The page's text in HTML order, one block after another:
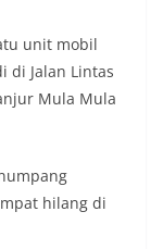
dan memasang
masing-
bentuk
telah merebut
bendera yang
dalam
layak untuk
unit mobil
di Jalan Lintas
Mula Mula
hilang di